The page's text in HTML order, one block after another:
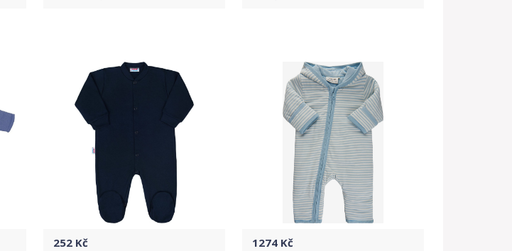
Detail produktu Detail produktu
252 Kč 1274 Kč